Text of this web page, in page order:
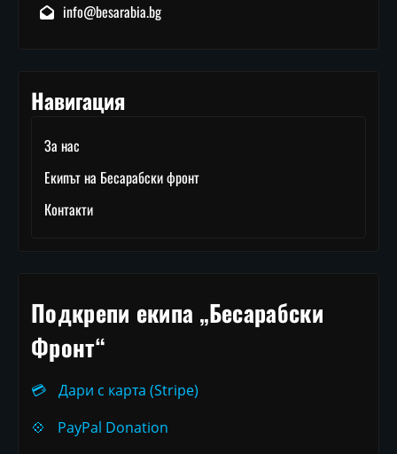
info@besarabia.bg
Навигация
За нас
Екипът на Бесарабски фронт
Контакти
Подкрепи екипа „Бесарабски
Фронт“
💳
Дари с карта (Stripe)
💠
PayPal Donation